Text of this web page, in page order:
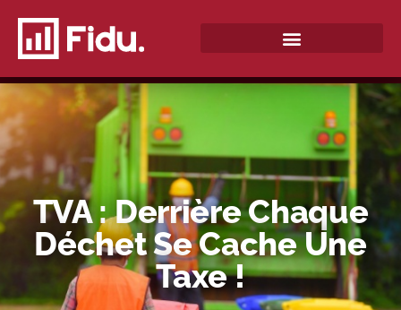
TVA : Derrière Chaque
Déchet Se Cache Une
Taxe !